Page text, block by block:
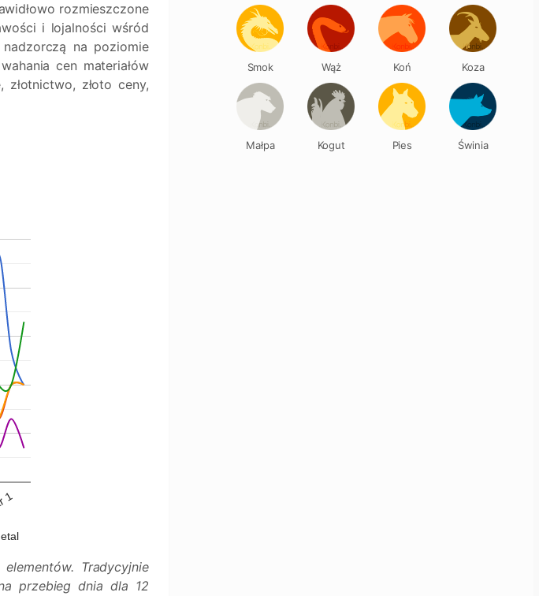
rozmieszczone
i lojalności wśród
na poziomie
cen materiałów
złoto ceny,
1
Tradycyjnie
przebieg dnia dla 12
Smok Wąż Koń Koza
Małpa Kogut Pies Świnia